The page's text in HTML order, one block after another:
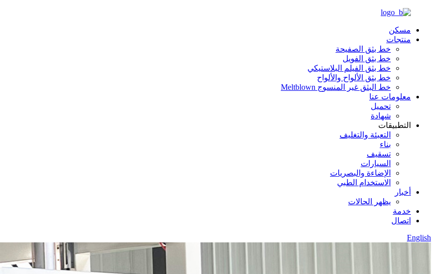
مسكن
منتجات
خط بثق الصفيحة
خط بثق الفويل
خط بثق الفيلم البلاستيكي
خط بثق الألواح والألواح
خط البثق غير المنسوج Meltblown
معلومات عنا
تحميل
شهادة
التطبيقات
التعبئة والتغليف
بناء
تسقيف
السيارات
الإضاءة والبصريات
الاستخدام الطبي
أخبار
يظهر الحالات
خدمة
اتصال
English